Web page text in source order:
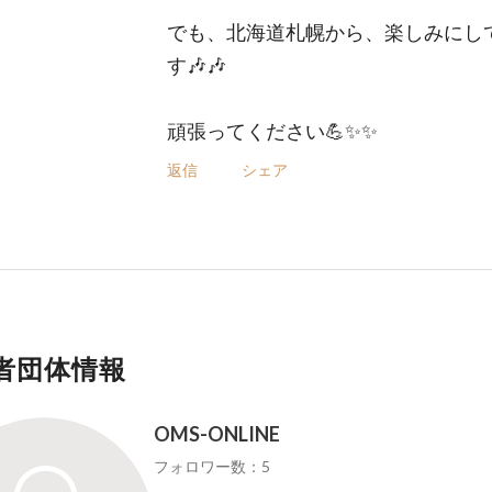
でも、北海道札幌から、楽しみにし
す🎶🎶
頑張ってください💪✨✨
返信 シェア
団体情報
OMS-ONLINE
フォロワー数：5